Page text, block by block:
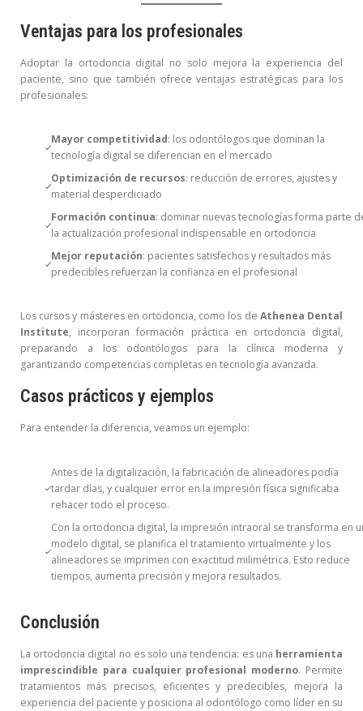
Ventajas para los profesionales
Adoptar la ortodoncia digital no solo mejora la experiencia del
paciente, sino que también ofrece ventajas estratégicas para los
profesionales:
Mayor competitividad: los odontólogos que dominan la
tecnología digital se diferencian en el mercado
Optimización de recursos: reducción de errores, ajustes y
material desperdiciado
Formación continua: dominar nuevas tecnologías forma parte
la actualización profesional indispensable en ortodoncia
Mejor reputación: pacientes satisfechos y resultados más
predecibles refuerzan la confianza en el profesional
Los cursos y másteres en ortodoncia, como los de Athenea Dental
Institute, incorporan formación práctica en ortodoncia digital,
preparando a los odontólogos para la clínica moderna y
garantizando competencias completas en tecnología avanzada.
Casos prácticos y ejemplos
Para entender la diferencia, veamos un ejemplo:
Antes de la digitalización, la fabricación de alineadores podía
tardar días, y cualquier error en la impresión física significaba
rehacer todo el proceso.
Con la ortodoncia digital, la impresión intraoral se transforma en
modelo digital, se planifica el tratamiento virtualmente y los
alineadores se imprimen con exactitud milimétrica. Esto reduce
tiempos, aumenta precisión y mejora resultados.
Conclusión
La ortodoncia digital no es solo una tendencia: es una herramienta
imprescindible para cualquier profesional moderno. Permite
tratamientos más precisos, eficientes y predecibles, mejora la
experiencia del paciente y posiciona al odontólogo como líder en su